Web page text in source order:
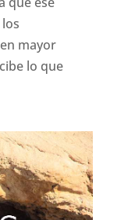
mayor
lo que